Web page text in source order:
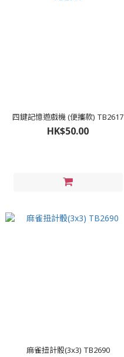
四鍵記憶遊戲機 (便攜款) TB2617
HK$50.00
麻雀扭計骰(3x3) TB2690